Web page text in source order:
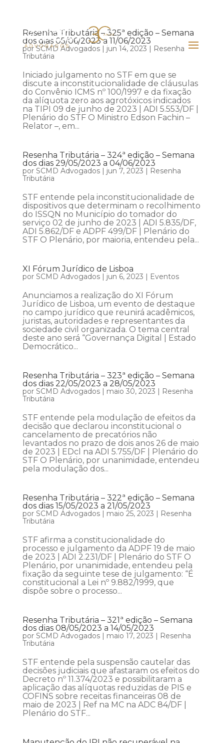
Resenha Tributária – 325ª edição – Semana
dos dias 05/06/2023 a 11/06/2023
porSCMD Advogados| jun 14, 2023 | Resenha
Tributária
Iniciado julgamento no STF em que se
discute a inconstitucionalidade de cláusulas
do Convênio ICMS nº 100/1997 e da fixação
da alíquota zero aos agrotóxicos indicados
na TIPI 09 de junho de 2023 | ADI 5.553/DF |
Plenário do STF O Ministro Edson Fachin –
Relator –, em...
Resenha Tributária – 324ª edição – Semana
dos dias 29/05/2023 a 04/06/2023
por SCMD Advogados| jun 7, 2023 | Resenha
Tributária
STF entende pela inconstitucionalidade de
dispositivos que determinam o recolhimento
do ISSQN no Município do tomador do
serviço 02 de junho de 2023 | ADI 5.835/DF,
ADI 5.862/DF e ADPF 499/DF | Plenário do
STF O Plenário, por maioria, entendeu pela...
XI Fórum Jurídico de Lisboa
por SCMD Advogados| jun 6, 2023 | Eventos
Anunciamos a realização do XI Fórum
Jurídico de Lisboa, um evento de destaque
no campo jurídico que reunirá acadêmicos,
juristas, autoridades e representantes da
sociedade civil organizada. O tema central
deste ano será “Governança Digital | Estado
Democrático...
Resenha Tributária – 323ª edição – Semana
dos dias 22/05/2023 a 28/05/2023
por SCMD Advogados| maio 30, 2023 | Resenha
Tributária
STF entende pela modulação de efeitos da
decisão que declarou inconstitucional o
cancelamento de precatórios não
levantados no prazo de dois anos 26 de maio
de 2023 | EDcl na ADI 5.755/DF | Plenário do
STF O Plenário, por unanimidade, entendeu
pela modulação dos...
Resenha Tributária – 322ª edição – Semana
dos dias 15/05/2023 a 21/05/2023
por SCMD Advogados| maio 25, 2023 | Resenha
Tributária
STF afirma a constitucionalidade do
processo e julgamento da ADPF 19 de maio
de 2023 | ADI 2.231/DF | Plenário do STF O
Plenário, por unanimidade, entendeu pela
fixação da seguinte tese de julgamento: “É
constitucional a Lei nº 9.882/1999, que
dispõe sobre o processo...
Resenha Tributária – 321ª edição – Semana
dos dias 08/05/2023 a 14/05/2023
por SCMD Advogados| maio 17, 2023 | Resenha
Tributária
STF entende pela suspensão cautelar das
decisões judiciais que afastaram os efeitos do
Decreto nº 11.374/2023 e possibilitaram a
aplicação das alíquotas reduzidas de PIS e
COFINS sobre receitas financeiras 08 de
maio de 2023 | Ref na MC na ADC 84/DF |
Plenário do STF...